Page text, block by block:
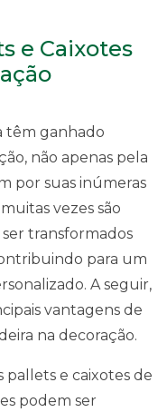
e Caixotes
têm ganhado
não apenas pela
por suas inúmeras
vezes são
transformados
para um
A seguir,
vantagens de
na decoração.
pallets e caixotes de
podem ser